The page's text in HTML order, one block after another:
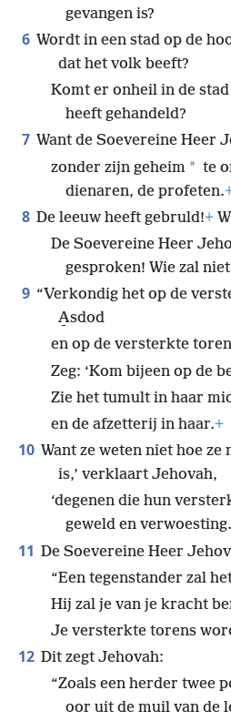
gevangen is?
6 Wordt in een stad op de
dat het volk beeft?
Komt er onheil in de
heeft gehandeld?
7 Want de Soevereine Heer
zonder zijn geheim * te
dienaren, de profeten.
8 De leeuw heeft gebruld!+
De Soevereine Heer
gesproken! Wie zal
9 “Verkondig het op de
A̱sdod
en op de versterkte
Zeg: ‘Kom bijeen op de
Zie het tumult in haar
en de afzetterij in haar.+
10 Want ze weten niet hoe
is,’ verklaart Jehovah,
‘degenen die hun
geweld en
11 De Soevereine Heer
“Een tegenstander zal
Hij zal je van je kracht
Je versterkte torens
12 Dit zegt Jehovah:
“Zoals een herder twee
oor uit de muil van de